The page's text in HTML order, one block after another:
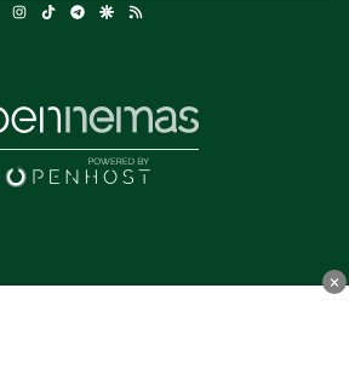
Instagram
TikTokTelegramGoogle Discover
×